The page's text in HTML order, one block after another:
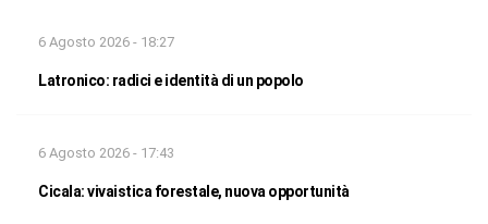
6 Agosto 2026 - 18:27
Latronico: radici e identità di un popolo
6 Agosto 2026 - 17:43
Cicala: vivaistica forestale, nuova opportunità